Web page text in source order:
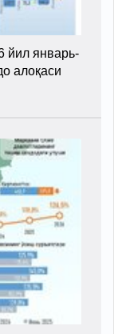
йил январь-
алоқаси